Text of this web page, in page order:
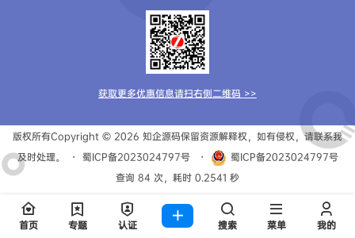
获取更多优惠信息请扫右侧二维码 >>
版权所有Copyright © 2026 知企源码保留资源解释权，如有侵权，请联系我
及时处理。
・ 蜀ICP备2023024797号 ・
蜀ICP备2023024797号
查询 84 次，耗时 0.2541 秒
首页 专题 认证 搜索 菜单 我的